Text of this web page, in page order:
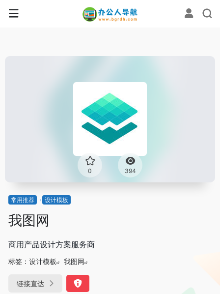
0 394
常用推荐 设计模板
我图网
商用产品设计方案服务商
标签： 设计模板 我图网
链接直达